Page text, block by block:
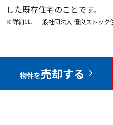
した既存住宅のことです。
※詳細は、一般社団法人 優良ストック
物件を売却する